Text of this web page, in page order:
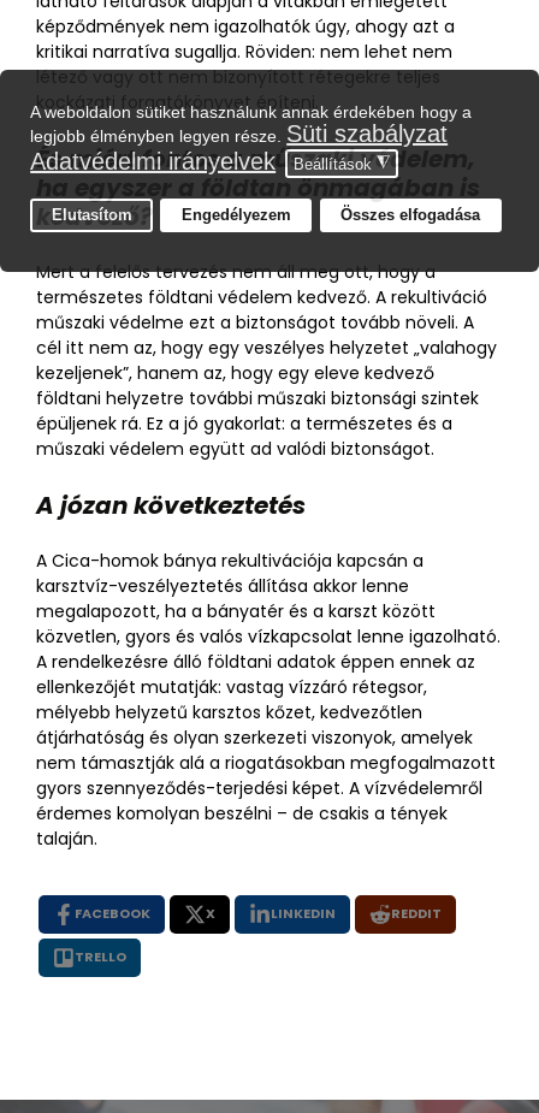
képződmények nem igazolhatók úgy, ahogy azt a
kritikai narratíva sugallja. Röviden: nem lehet nem
létező vagy ott nem bizonyított rétegekre teljes
kockázati forgatókönyvet építeni.
És miért fontos a műszaki védelem,
ha egyszer a földtan önmagában is
kedvező?
Mert a felelős tervezés nem áll meg ott, hogy a
természetes földtani védelem kedvező. A rekultiváció
műszaki védelme ezt a biztonságot tovább növeli. A
cél itt nem az, hogy egy veszélyes helyzetet „valahogy
kezeljenek”, hanem az, hogy egy eleve kedvező
földtani helyzetre további műszaki biztonsági szintek
épüljenek rá. Ez a jó gyakorlat: a természetes és a
műszaki védelem együtt ad valódi biztonságot.
A józan következtetés
A Cica-homok bánya rekultivációja kapcsán a
karsztvíz-veszélyeztetés állítása akkor lenne
megalapozott, ha a bányatér és a karszt között
közvetlen, gyors és valós vízkapcsolat lenne igazolható.
A rendelkezésre álló földtani adatok éppen ennek az
ellenkezőjét mutatják: vastag vízzáró rétegsor,
mélyebb helyzetű karsztos kőzet, kedvezőtlen
átjárhatóság és olyan szerkezeti viszonyok, amelyek
nem támasztják alá a riogatásokban megfogalmazott
gyors szennyeződés-terjedési képet. A vízvédelemről
érdemes komolyan beszélni – de csakis a tények
talaján.
FACEBOOK X LINKEDIN REDDIT
TRELLO